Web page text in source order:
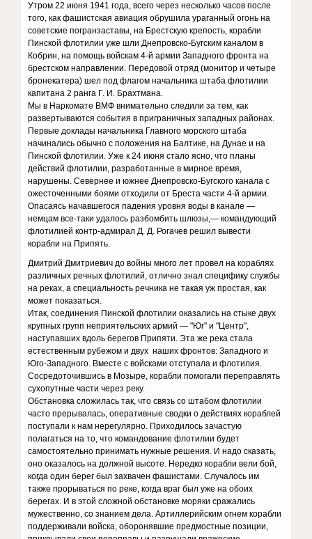
Утром 22 июня 1941 года, всего через несколько часов после
того, как фашистская авиация обрушила ураганный огонь на
советские погранзаставы, на Брестскую крепость, корабли
Пинской флотилии уже шли Днепровско-Бугским каналом в
Кобрин, на помощь войскам 4-й армии Западного фронта на
брестском направлении. Передовой отряд (монитор и четыре
бронекатера) шел под флагом начальника штаба флотилии
капитана 2 ранга Г. И. Брахтмана.
Мы в Наркомате ВМФ внимательно следили за тем, как
развертываются события в приграничных западных районах.
Первые доклады начальника Главного морского штаба
начинались обычно с положения на Балтике, на Дунае и на
Пинской флотилии. Уже к 24 июня стало ясно, что планы
действий флотилии, разработанные в мирное время,
нарушены. Севернее и южнее Днепровско-Бугского канала с
ожесточенными боями отходили от Бреста части 4-й армии.
Опасаясь начавшегося падения уровня воды в канале —
немцам все-таки удалось разбомбить шлюзы,— командующий
флотилией контр-адмирал Д. Д. Рогачев решил вывести
корабли на Припять.
Дмитрий Дмитриевич до войны много лет провел на кораблях
различных речных флотилий, отлично знал специфику службы
на реках, а специальность речника не такая уж простая, как
может показаться.
Итак, соединения Пинской флотилии оказались на стыке двух
крупных групп неприятельских армий — "Юг" и "Центр",
наступавших вдоль берегов Припяти. Эта же река стала
естественным рубежом и двух наших фронтов: Западного и
Юго-Западного. Вместе с войсками отступала и флотилия.
Сосредоточившись в Мозыре, корабли помогали переправлять
сухопутные части через реку.
Обстановка сложилась так, что связь со штабом флотилии
часто прерывалась, оперативные сводки о действиях кораблей
поступали к нам нерегулярно. Приходилось зачастую
полагаться на то, что командование флотилии будет
самостоятельно принимать нужные решения. И надо сказать,
оно оказалось на должной высоте. Нередко корабли вели бой,
когда один берег был захвачен фашистами. Случалось им
также прорываться по реке, когда враг был уже на обоих
берегах. И в этой сложной обстановке моряки сражались
мужественно, со знанием дела. Артиллерийским огнем корабли
поддерживали войска, оборонявшие предмостные позиции,